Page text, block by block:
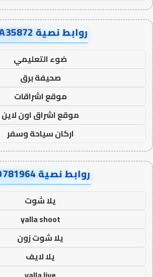
روابط نصية AA35872
ضوء التعليمي
صحيفة برق
موقع اشراقات
موقع اشراق اون لاين
اركان سياحة وسفر
روابط نصية FD781964
يلا شوت
yalla shoot
يلا شوت زون
يلا لايف